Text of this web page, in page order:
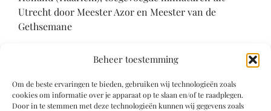
Beheer toestemming
Om de beste ervaringen te bieden, gebruiken wij technologieën zoals
cookies om informatie over je apparaat op te slaan en/of te raadplegen.
Door in te stemmen met deze technologieën kunnen wij gegevens zoals
Utrecht door Meester Azor en Meester van de
Gethsemane
Sotheby’s 17 december 1991, lot 90
Wüstefeld & Korteweg 2009, nr. 1